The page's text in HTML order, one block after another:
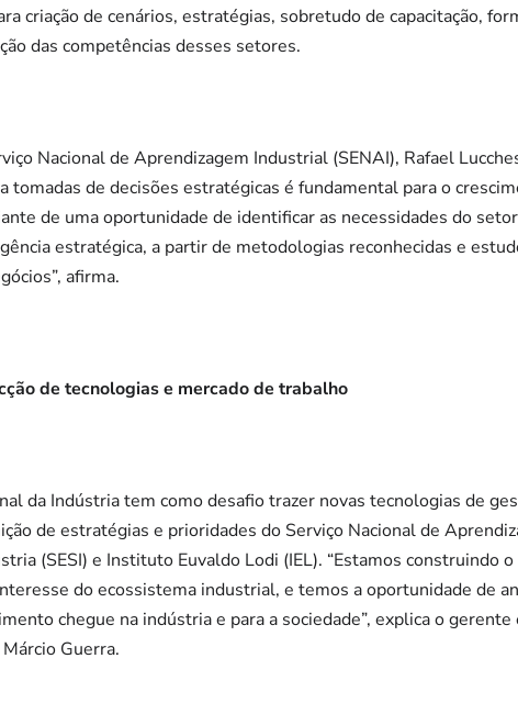
criação de cenários, estratégias, sobretudo de capacitação,
das competências desses setores.
Nacional de Aprendizagem Industrial (SENAI), Rafael
tomadas de decisões estratégicas é fundamental para o
de uma oportunidade de identificar as necessidades do
estratégica, a partir de metodologias reconhecidas e
afirma.
de tecnologias e mercado de trabalho
da Indústria tem como desafio trazer novas tecnologias de
de estratégias e prioridades do Serviço Nacional de
(SESI) e Instituto Euvaldo Lodi (IEL). “Estamos construindo
do ecossistema industrial, e temos a oportunidade de
chegue na indústria e para a sociedade”, explica o
Guerra.